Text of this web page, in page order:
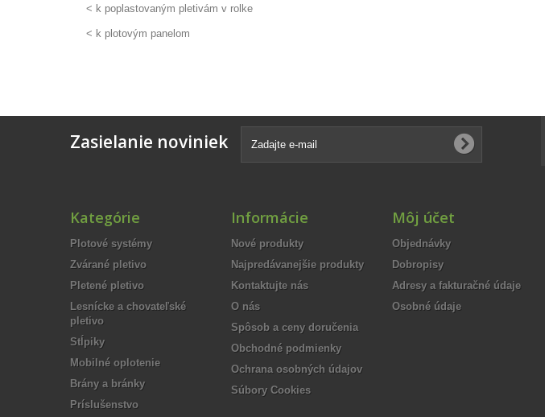
< k poplastovaným pletivám v rolke
< k plotovým panelom
Zasielanie noviniek
Kategórie
Plotové systémy
Zvárané pletivo
Pletené pletivo
Lesnícke a chovateľské
pletivo
Stĺpiky
Mobilné oplotenie
Brány a bránky
Príslušenstvo
Informácie
Nové produkty
Najpredávanejšie produkty
Kontaktujte nás
O nás
Spôsob a ceny doručenia
Obchodné podmienky
Ochrana osobných údajov
Súbory Cookies
Môj účet
Objednávky
Dobropisy
Adresy a fakturačné údaje
Osobné údaje